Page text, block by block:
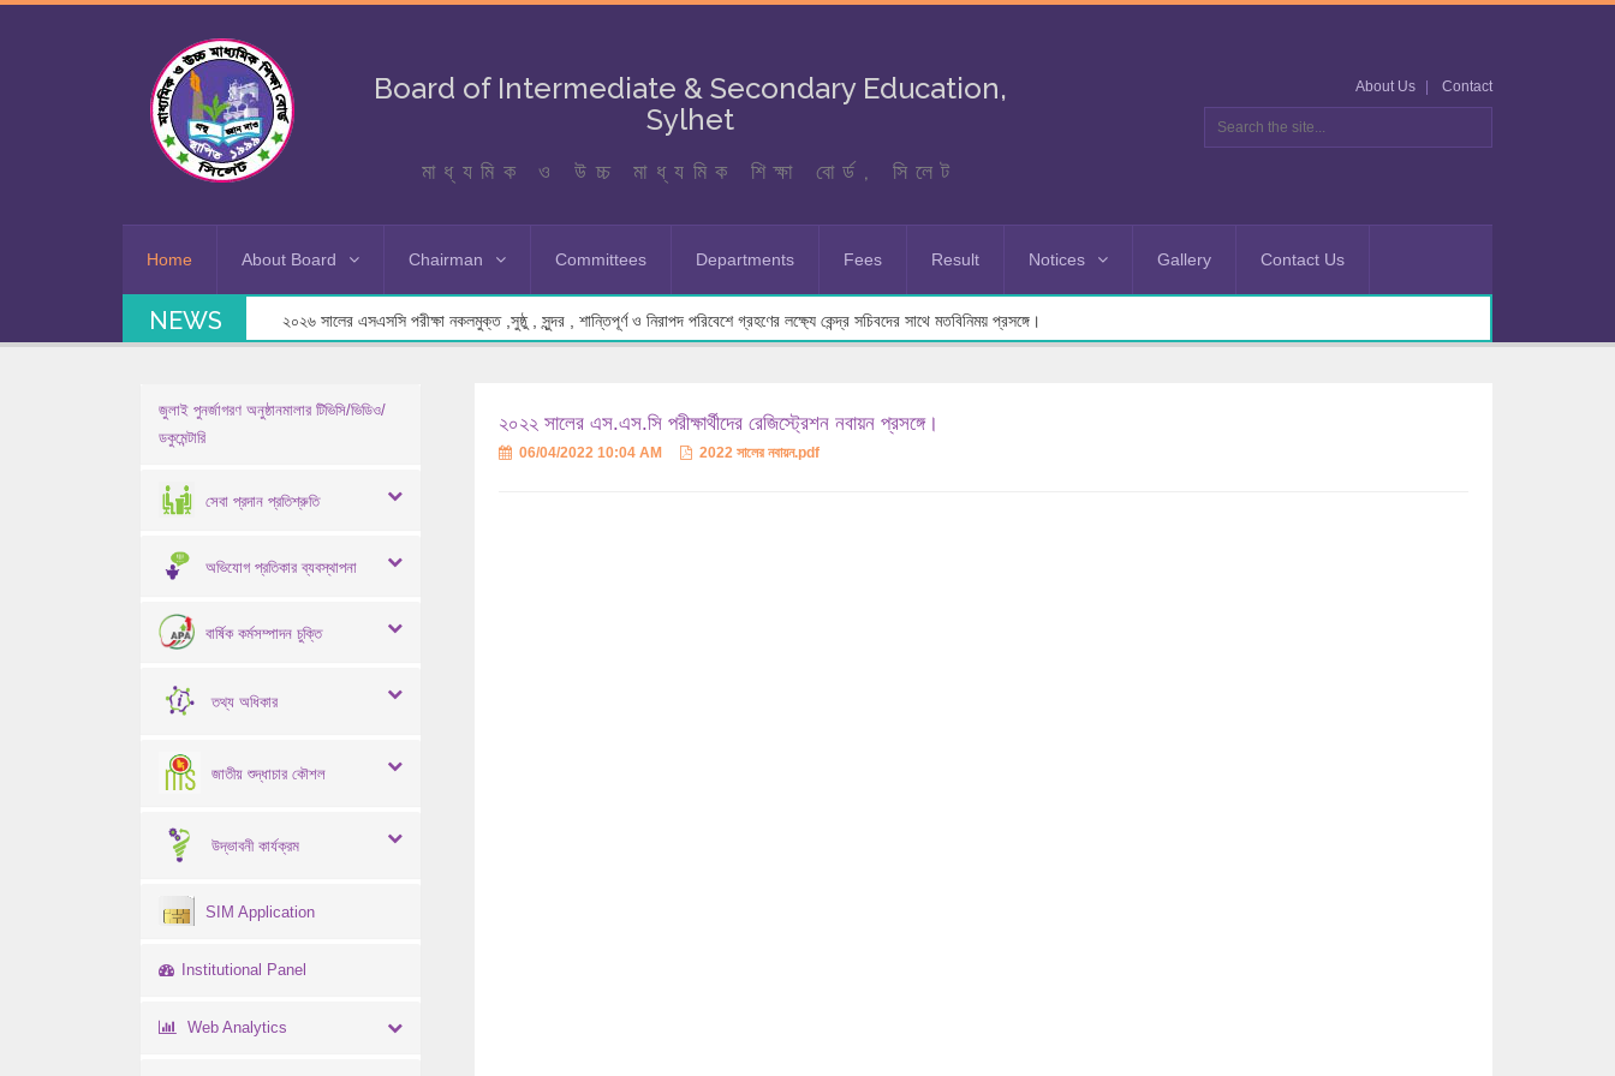
Board of Intermediate & Secondary Education,
Sylhet
মাধ্যমিক ও উচ্চ মাধ্যমিক শিক্ষা বোর্ড, সিলেট
About Us Contact
Home About Board Chairman Committees Departments Fees Result Notices Gallery Contact Us
NEWS ২০২৬ সালের এসএসসি পরীক্ষা নকলমুক্ত ,সুষ্ঠু , সুন্দর , শান্তিপূর্ণ ও নিরাপদ পরিবেশে গ্রহণের লক্ষ্যে কেন্দ্র সচিবদের সাথে মতবিনিময় প্রসঙ্গে।
জুলাই পুনর্জাগরণ অনুষ্ঠানমালার টিভিসি/ভিডিও/
ডকুমেন্টারি
সেবা প্রদান প্রতিশ্রুতি
অভিযোগ প্রতিকার ব্যবস্থাপনা
বার্ষিক কর্মসম্পাদন চুক্তি
তথ্য অধিকার
জাতীয় শুদ্ধাচার কৌশল
উদ্ভাবনী কার্যক্রম
SIM Application
Institutional Panel
Web Analytics
২০২২ সালের এস.এস.সি পরীক্ষার্থীদের রেজিস্ট্রেশন নবায়ন প্রসঙ্গে।
06/04/2022 10:04 AM 2022 সালের নবায়ন.pdf